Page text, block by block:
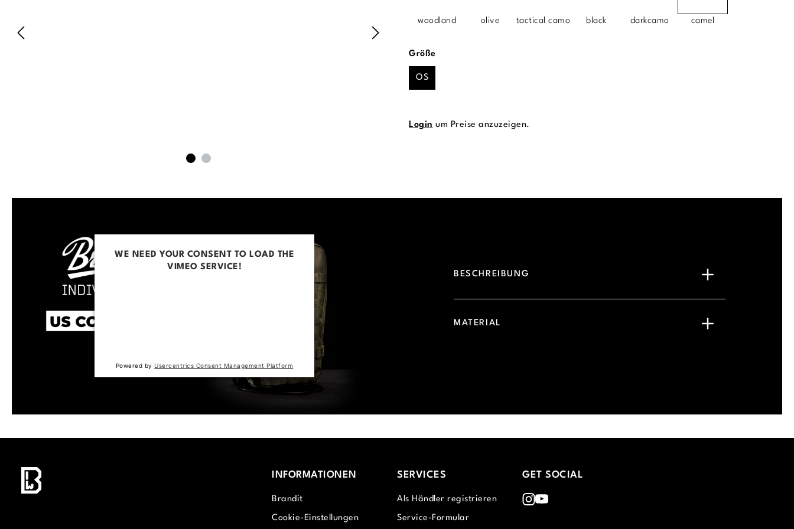
woodland olive tactical camo black darkcamo camel
Größeauswählen
OS
Login um Preise anzuzeigen.
WE NEED YOUR CONSENT TO LOAD THE
VIMEO SERVICE!
Powered byUsercentrics Consent Management Platform
BESCHREIBUNG
MATERIAL
INFORMATIONEN
Brandit
Cookie-Einstellungen
SERVICES
Als Händler registrieren
Service-Formular
GET SOCIAL
Instagram
Youtube